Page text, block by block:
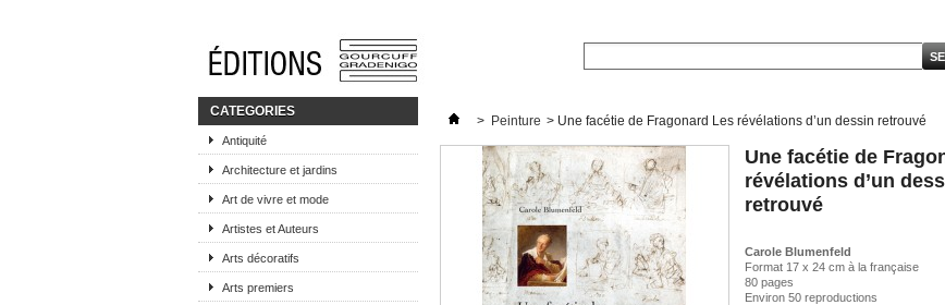
CATEGORIES
Antiquité
Architecture et jardins
Art de vivre et mode
Artistes et Auteurs
Arts décoratifs
Arts premiers
> Peinture > Une facétie de Fragonard Les révélations d’un dessin retrouvé
Une facétie de
révélations d’un
retrouvé
Carole Blumenfeld
Format 17 x 24 cm à la française
80 pages
Environ 50 reproductions